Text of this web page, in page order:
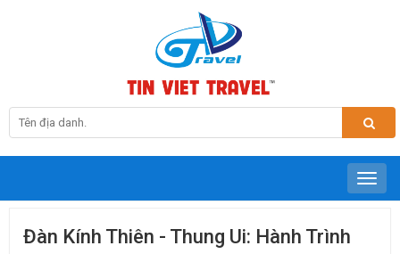
Đàn Kính Thiên - Thung Ui: Hành Trình